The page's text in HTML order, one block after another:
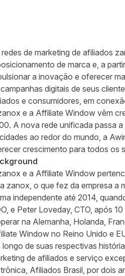
de marketing de afiliados
de marca e, a
a inovação e oferecer
digitais de seus
e consumidores, em
e a Affiliate Window vêm
A nova rede unificada passa
ao redor do mundo, a
crescimento para todos os
e a Affiliate Window
zanox, o que fez da empresa a
independente até 2014,
e Peter Loveday, CTO, após
na Alemanha, Holanda,
Window no Reino Unido e
longo de suas respectivas
de afiliados e serviço
Afiliados Brasil, por dois